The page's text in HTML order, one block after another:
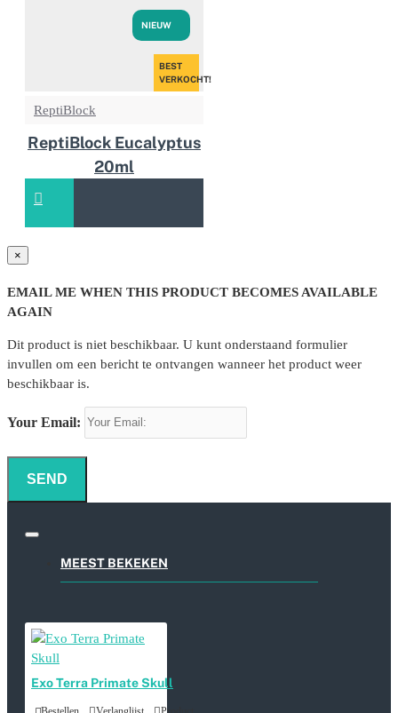
NIEUW
BEST
VERKOCHT!
ReptiBlock
ReptiBlock Eucalyptus
20ml
×
EMAIL ME WHEN THIS PRODUCT BECOMES AVAILABLE
AGAIN
Dit product is niet beschikbaar. U kunt onderstaand formulier
invullen om een bericht te ontvangen wanneer het product weer
beschikbaar is.
Your Email:
SEND
MEEST BEKEKEN
Exo Terra Primate Skull